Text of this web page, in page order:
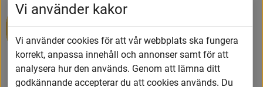
Vi använder kakor
Vi använder cookies för att vår webbplats ska fungera
korrekt, anpassa innehåll och annonser samt för att
analysera hur den används. Genom att lämna ditt
godkännande accepterar du att cookies används. Du